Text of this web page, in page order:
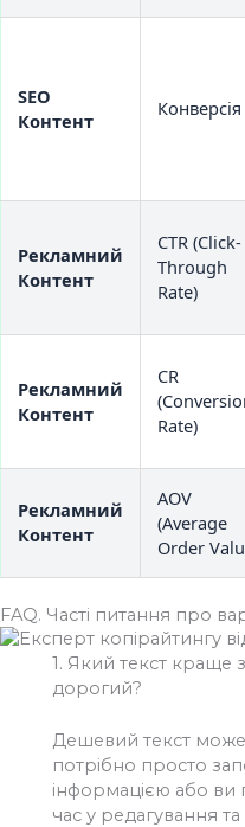
SEO
Контент
Конверсія
Рекламний
Контент
CTR (Click-
Through
Rate)
Рекламний
Контент
CR
Rate)
Рекламний
Контент
AOV
(Average
Order
FAQ. Часті питання про
1. Який текст краще
дорогий?
Дешевий текст
потрібно просто
інформацією або ви
час у редагування